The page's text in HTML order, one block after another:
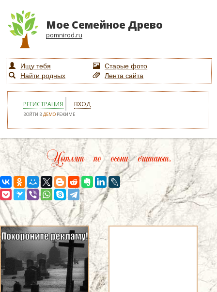
Мое Семейное Древо
pomnirod.ru
Ищу тебя
Старые фото
Найти родных
Лента сайта
РЕГИСТРАЦИЯ ВХОД
ВОЙТИ ВДЕМО РЕЖИМЕ
Цыплят по осени считают.